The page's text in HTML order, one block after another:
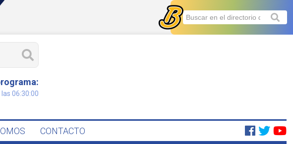
06:30:00
CONTACTO